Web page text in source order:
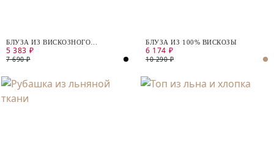
БЛУЗА ИЗ ВИСКОЗНОГО
ТРИКОТАЖА
5 383 ₽
7 690 ₽
БЛУЗА ИЗ 100% ВИСКОЗЫ
6 174 ₽
10 290 ₽